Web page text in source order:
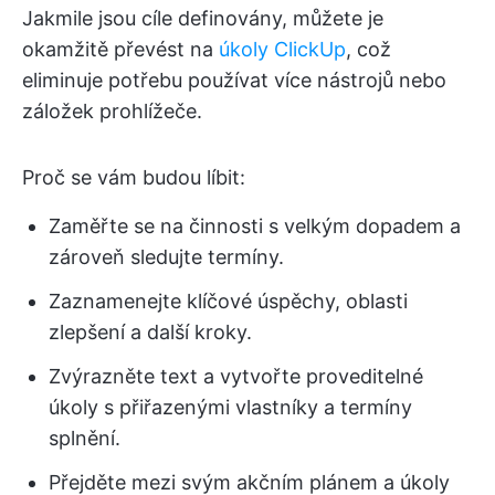
Jakmile jsou cíle definovány, můžete je
okamžitě převést na úkoly ClickUp, což
eliminuje potřebu používat více nástrojů nebo
záložek prohlížeče.
Proč se vám budou líbit:
Zaměřte se na činnosti s velkým dopadem a
zároveň sledujte termíny.
Zaznamenejte klíčové úspěchy, oblasti
zlepšení a další kroky.
Zvýrazněte text a vytvořte proveditelné
úkoly s přiřazenými vlastníky a termíny
splnění.
Přejděte mezi svým akčním plánem a úkoly